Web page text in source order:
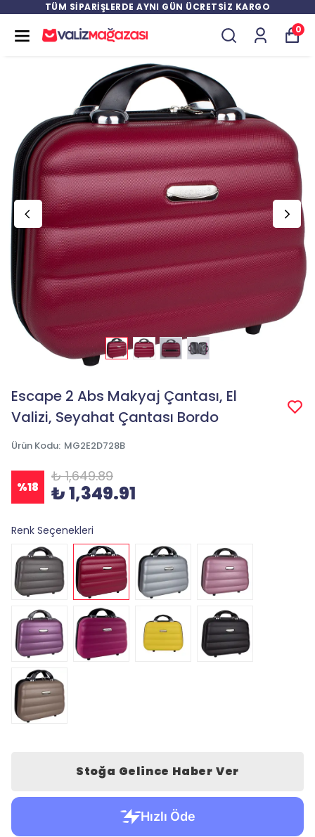
TÜM SİPARİŞLERDE AYNI GÜN ÜCRETSİZ KARGO
0
Escape 2 Abs Makyaj Çantası, El
Valizi, Seyahat Çantası Bordo
Ürün Kodu: MG2E2D728B
%18
₺ 1,649.89
₺ 1,349.91
Renk Seçenekleri
Stoğa Gelince Haber Ver